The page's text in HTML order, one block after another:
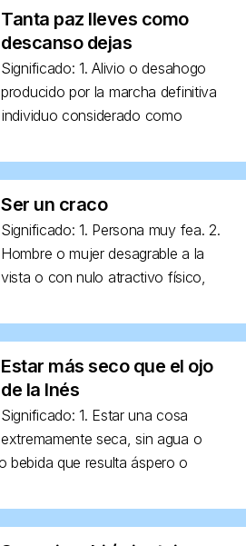
Tanta paz lleves como
descanso dejas
Significado: 1. Alivio o desahogo
producido por la marcha definitiva
considerado como
Ser un craco
Significado: 1. Persona muy fea. 2.
Hombre o mujer desagrable a la
vista o con nulo atractivo físico,
Estar más seco que el ojo
de la Inés
Significado: 1. Estar una cosa
extremamente seca, sin agua o
bebida que resulta áspero o